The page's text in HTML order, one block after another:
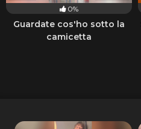
0%
Guardate cos'ho sotto la
camicetta